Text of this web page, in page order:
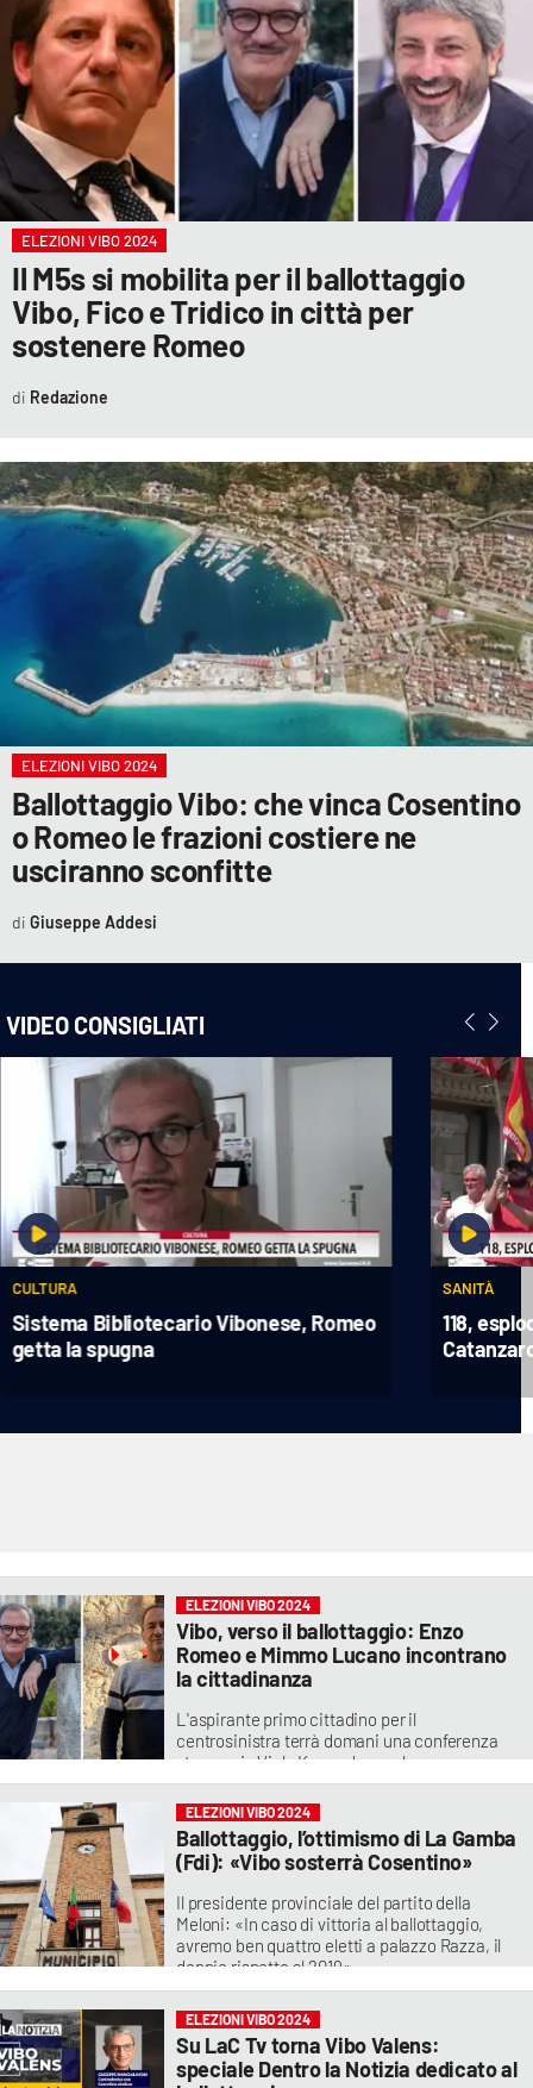
ELEZIONI VIBO 2024
Il M5s si mobilita per il ballottaggio
Vibo, Fico e Tridico in città per
sostenere Romeo
Redazione
ELEZIONI VIBO 2024
Ballottaggio Vibo: che vinca Cosentino
o Romeo le frazioni costiere ne
usciranno sconfitte
Giuseppe Addesi
VIDEO CONSIGLIATI
CULTURA
Sistema Bibliotecario Vibonese, Romeo
getta la spugna
SANITÀ
118,
ELEZIONI VIBO 2024
Vibo, verso il ballottaggio: Enzo
Romeo e Mimmo Lucano incontrano
la cittadinanza
L'aspirante primo cittadino per il
centrosinistra terrà domani una conferenza
stampa, in Viale Kennedy, con la
partecipazione del neo eurodeputato
ELEZIONI VIBO 2024
Ballottaggio, l’ottimismo di La Gamba
(Fdi): «Vibo sosterrà Cosentino»
Il presidente provinciale del partito della
Meloni: «In caso di vittoria al ballottaggio,
avremo ben quattro eletti a palazzo Razza, il
doppio rispetto al 2019»
ELEZIONI VIBO 2024
Su LaC Tv torna Vibo Valens:
speciale Dentro la Notizia dedicato al